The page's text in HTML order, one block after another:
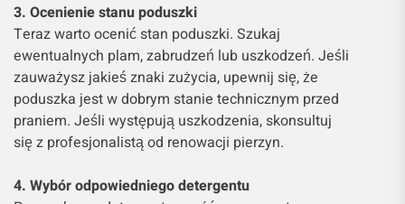
3. Ocenienie stanu poduszki
Teraz warto ocenić stan poduszki. Szukaj
ewentualnych plam, zabrudzeń lub uszkodzeń. Jeśli
zauważysz jakieś znaki zużycia, upewnij się, że
poduszka jest w dobrym stanie technicznym przed
praniem. Jeśli występują uszkodzenia, skonsultuj
się z profesjonalistą od renowacji pierzyn.
4. Wybór odpowiedniego detergentu